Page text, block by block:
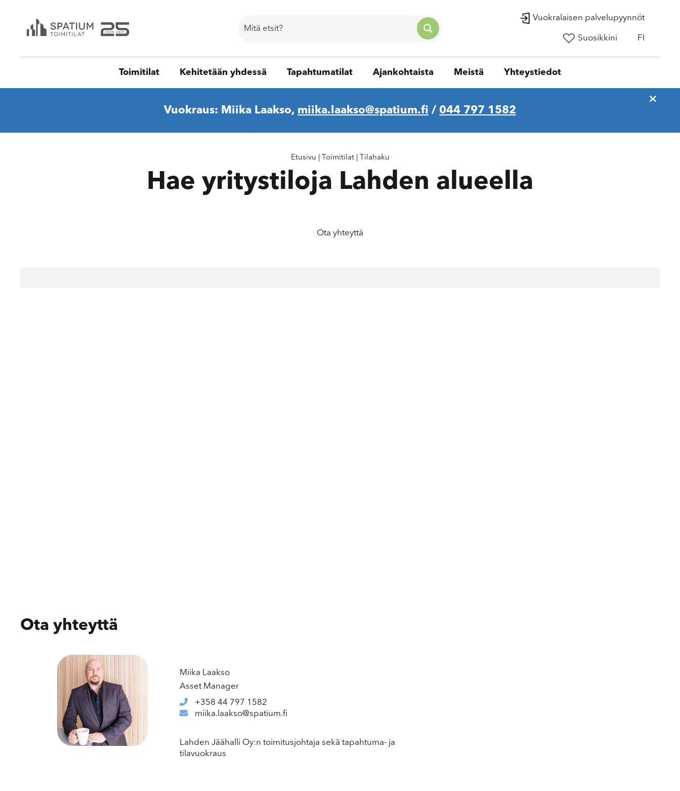
Vuokralaisen palvelupyynnöt
Suosikkini FI
Toimitilat Kehitetään yhdessä Tapahtumatilat Ajankohtaista Meistä Yhteystiedot
Vuokraus: Miika Laakso, miika.laakso@spatium.fi / 044 797 1582
Etusivu Toimitilat| Tilahaku
Hae yritystiloja Lahden alueella
Ota yhteyttä
Ota yhteyttä
Miika Laakso
Asset Manager
+358 44 797 1582
miika.laakso@spatium.fi
Lahden Jäähalli Oy:n toimitusjohtaja sekä tapahtuma- ja
tilavuokraus